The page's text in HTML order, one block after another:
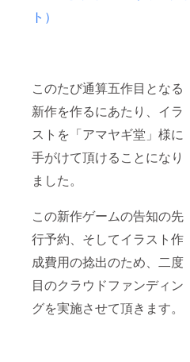
ト）
このたび通算五作目となる
新作を作るにあたり、イラ
ストを「アマヤギ堂」様に
手がけて頂けることになり
ました。
この新作ゲームの告知の先
行予約、そしてイラスト作
成費用の捻出のため、二度
目のクラウドファンディン
グを実施させて頂きます。